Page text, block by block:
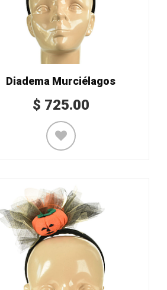
Diadema Murciélagos
$ 725.00